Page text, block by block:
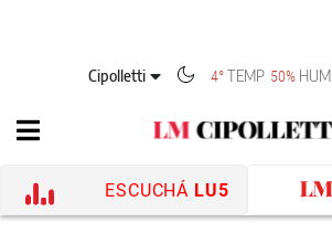
Cipolletti 4°TEMP 50% HUM
ESCUCHÁ LU5